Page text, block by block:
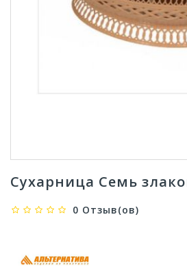
Сухарница Семь
0 Отзыв(ов)